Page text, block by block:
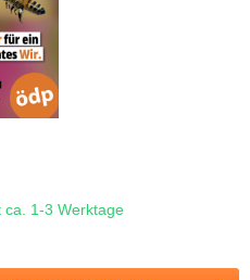
ca. 1-3 Werktage